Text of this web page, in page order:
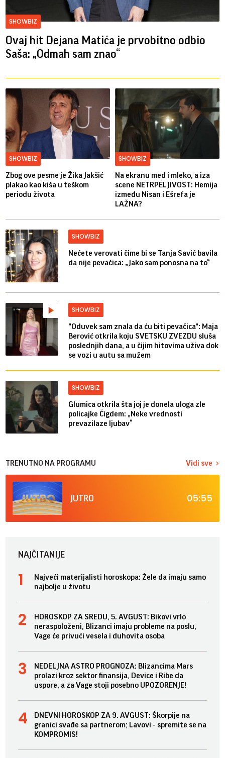
SHOWBIZ
Ovaj hit Dejana Matića je prvobitno odbio
Saša: „Odmah sam znao“
SHOWBIZ
Zbog ove pesme je Žika Jakšić
plakao kao kiša u teškom
periodu života
SHOWBIZ
Na ekranu med i mleko, a iza
scene NETRPELJIVOST: Hemija
između Nisan i Ešrefa je
LAŽNA?
SHOWBIZ
Nećete verovati čime bi se Tanja Savić bavila
da nije pevačica: „Jako sam ponosna na to“
SHOWBIZ
"Oduvek sam znala da ću biti pevačica": Maja
Berović otkrila koju SVETSKU ZVEZDU sluša
poslednjih dana, a u čijim hitovima uživa dok
se vozi u autu sa mužem
SHOWBIZ
Glumica otkrila šta joj je donela uloga zle
policajke Čigdem: „Neke vrednosti
prevazilaze ljubav“
TRENUTNO NA PROGRAMU Vidi sve
JUTRO 05:55
NAJČITANIJE
Najveći materijalisti horoskopa: Žele da imaju samo
najbolje u životu
HOROSKOP ZA SREDU, 5. AVGUST: Bikovi vrlo
neraspoloženi, Blizanci imaju probleme na poslu,
Vage će privući vesela i duhovita osoba
NEDELJNA ASTRO PROGNOZA: Blizancima Mars
prolazi kroz sektor finansija, Device i Ribe da
uspore, a za Vage stoji posebno UPOZORENJE!
DNEVNI HOROSKOP ZA 9. AVGUST: Škorpije na
granici svađe sa partnerom; Lavovi - spremite se na
KOMPROMIS!